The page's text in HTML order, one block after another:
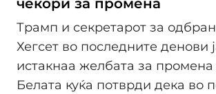
Трамп и секретарот за
Хегсет во последните денови
истакнаа желбата за промена
Белата куќа потврди дека во